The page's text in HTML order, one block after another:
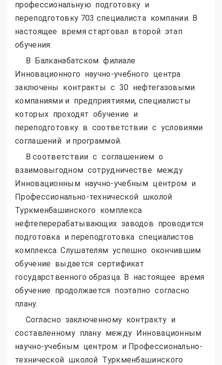
профессиональную подготовку и
переподготовку 703 специалиста компании. В
настоящее время стартовал второй этап
обучения.
В Балканабатском филиале
Инновационного научно-учебного центра
заключены контракты с 30 нефтегазовыми
компаниями и предприятиями, специалисты
которых проходят обучение и
переподготовку в соответствии с условиями
соглашений и программой.
В соответствии с соглашением о
взаимовыгодном сотрудничестве между
Инновационным научно-учебным центром и
Профессионально-технической школой
Туркменбашинского комплекса
нефтеперерабатывающих заводов проводится
подготовка и переподготовка специалистов
комплекса. Слушателям успешно окончившим
обучение выдается сертификат
государственного образца. В настоящее время
обучение продолжается поэтапно согласно
плану.
Согласно заключенному контракту и
составленному плану между Инновационным
научно-учебным центром и Профессионально-
технической школой Туркменбашинского